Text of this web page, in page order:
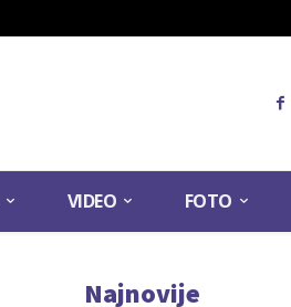
VIDEO FOTO
Najnovije